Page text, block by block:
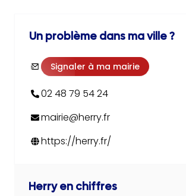
Un problème dans ma ville ?
Signaler à ma mairie
02 48 79 54 24
mairie@herry.fr
https://herry.fr/
Herryen chiffres